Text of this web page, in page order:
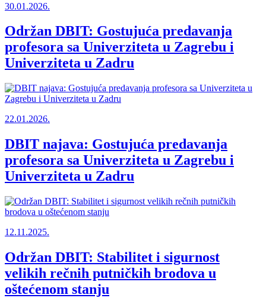
30.01.2026.
Održan DBIT: Gostujuća predavanja
profesora sa Univerziteta u Zagrebu i
Univerziteta u Zadru
22.01.2026.
DBIT najava: Gostujuća predavanja
profesora sa Univerziteta u Zagrebu i
Univerziteta u Zadru
12.11.2025.
Održan DBIT: Stabilitet i sigurnost
velikih rečnih putničkih brodova u
oštećenom stanju